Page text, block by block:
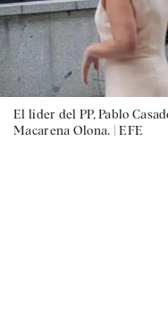
El líder del PP, Pablo
Macarena Olona. |EFE